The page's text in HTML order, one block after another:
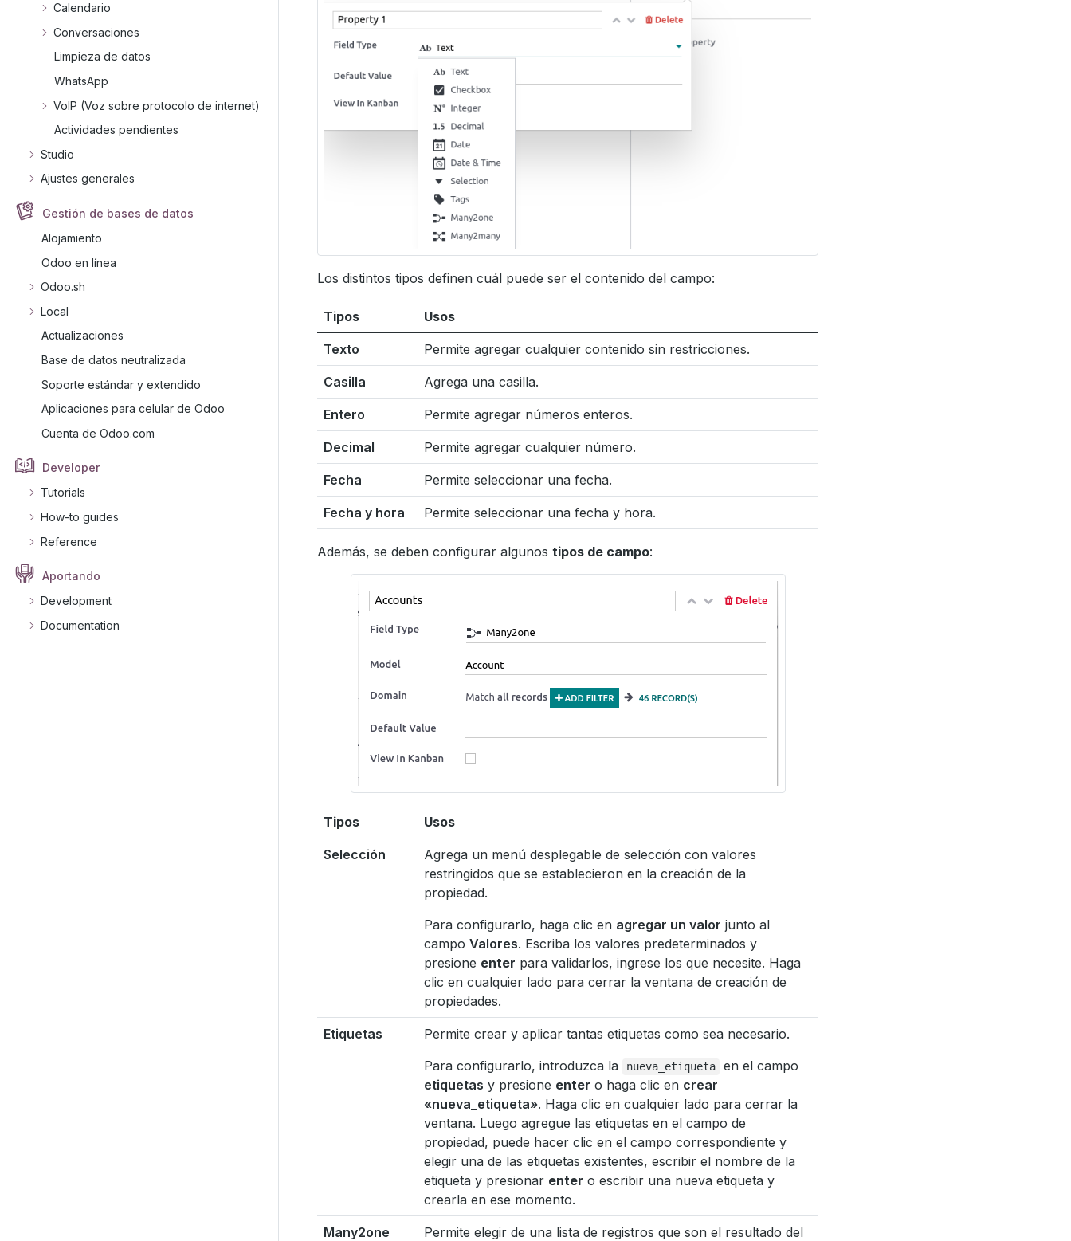
Calendario
Conversaciones
Limpieza de datos
WhatsApp
VoIP (Voz sobre protocolo de internet)
Actividades pendientes
Studio
Ajustes generales
Gestión de bases de datos
Alojamiento
Odoo en línea
Odoo.sh
Local
Actualizaciones
Base de datos neutralizada
Soporte estándar y extendido
Aplicaciones para celular de Odoo
Cuenta de Odoo.com
Developer
Tutorials
How-to guides
Reference
Aportando
Development
Documentation
Los distintos tipos definen cuál puede ser el contenido del campo:
Tipos Usos
Texto Permite agregar cualquier contenido sin restricciones.
Casilla Agrega una casilla.
Entero Permite agregar números enteros.
Decimal Permite agregar cualquier número.
Fecha Permite seleccionar una fecha.
Fecha y hora Permite seleccionar una fecha y hora.
Además, se deben configurar algunos tipos de campo:
Tipos Usos
Selección
Agrega un menú desplegable de selección con valores
restringidos que se establecieron en la creación de la
propiedad.
Para configurarlo, haga clic en agregar un valor junto al
campo Valores. Escriba los valores predeterminados y
presione enter para validarlos, ingrese los que necesite. Haga
clic en cualquier lado para cerrar la ventana de creación de
propiedades.
Etiquetas
Permite crear y aplicar tantas etiquetas como sea necesario.
Para configurarlo, introduzca la
nueva_etiqueta
en el campo
etiquetas y presione enter o haga clic en crear
«nueva_etiqueta». Haga clic en cualquier lado para cerrar la
ventana. Luego agregue las etiquetas en el campo de
propiedad, puede hacer clic en el campo correspondiente y
elegir una de las etiquetas existentes, escribir el nombre de la
etiqueta y presionar enter o escribir una nueva etiqueta y
crearla en ese momento.
Many2one
Permite elegir de una lista de registros que son el resultado del